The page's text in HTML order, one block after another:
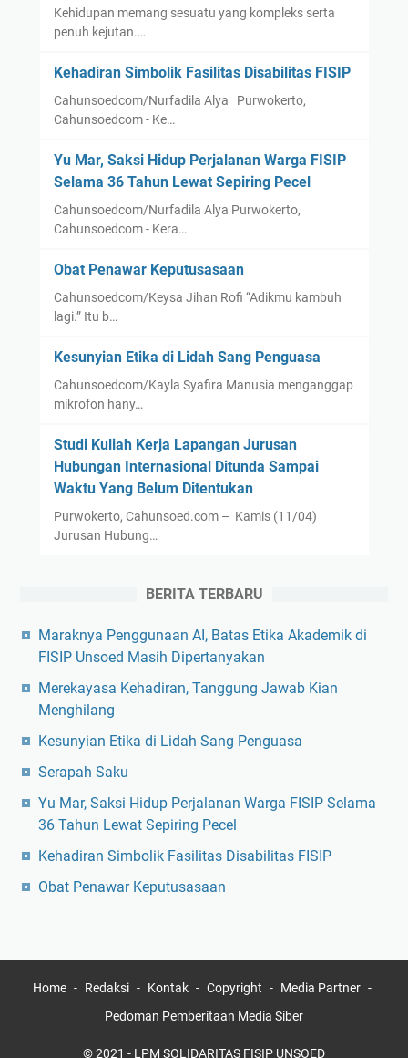
Kehidupan memang sesuatu yang kompleks serta
penuh kejutan.…
Kehadiran Simbolik Fasilitas Disabilitas FISIP
Cahunsoedcom/Nurfadila Alya Purwokerto,
Cahunsoedcom - Ke…
Yu Mar, Saksi Hidup Perjalanan Warga FISIP
Selama 36 Tahun Lewat Sepiring Pecel
Cahunsoedcom/Nurfadila Alya Purwokerto,
Cahunsoedcom - Kera…
Obat Penawar Keputusasaan
Cahunsoedcom/Keysa Jihan Rofi “Adikmu kambuh
lagi.” Itu b…
Kesunyian Etika di Lidah Sang Penguasa
Cahunsoedcom/Kayla Syafira Manusia menganggap
mikrofon hany…
Studi Kuliah Kerja Lapangan Jurusan
Hubungan Internasional Ditunda Sampai
Waktu Yang Belum Ditentukan
Purwokerto, Cahunsoed.com – Kamis (11/04)
Jurusan Hubung…
BERITA TERBARU
Maraknya Penggunaan AI, Batas Etika Akademik di
FISIP Unsoed Masih Dipertanyakan
Merekayasa Kehadiran, Tanggung Jawab Kian
Menghilang
Kesunyian Etika di Lidah Sang Penguasa
Serapah Saku
Yu Mar, Saksi Hidup Perjalanan Warga FISIP Selama
36 Tahun Lewat Sepiring Pecel
Kehadiran Simbolik Fasilitas Disabilitas FISIP
Obat Penawar Keputusasaan
Home Redaksi Kontak Copyright
Media Partner
Pedoman Pemberitaan Media Siber
© 2021 - LPM SOLIDARITAS FISIP UNSOED